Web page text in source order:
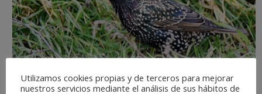
Utilizamos cookies propias y de terceros para mejorar
nuestros servicios mediante el análisis de sus hábitos de